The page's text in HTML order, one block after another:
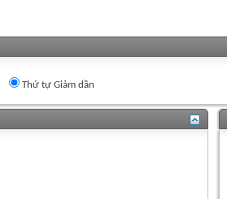
Thứ tự Giảm dần